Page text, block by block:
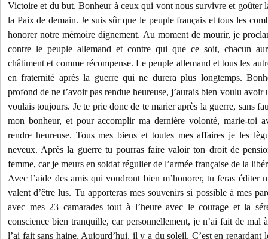
Victoire et du but. Bonheur à ceux qui vont nous survivre et goûter
la Paix de demain. Je suis sûr que le peuple français et tous les
honorer notre mémoire dignement. Au moment de mourir, je
contre le peuple allemand et contre qui que ce soit, chacun
châtiment et comme récompense. Le peuple allemand et tous les
en fraternité après la guerre qui ne durera plus longtemps.
profond de ne t’avoir pas rendue heureuse, j’aurais bien voulu
voulais toujours. Je te prie donc de te marier après la guerre, sans
mon bonheur, et pour accomplir ma dernière volonté, marie-toi
rendre heureuse. Tous mes biens et toutes mes affaires je les
neveux. Après la guerre tu pourras faire valoir ton droit de
femme, car je meurs en soldat régulier de l’armée française de la
Avec l’aide des amis qui voudront bien m’honorer, tu feras éditer
valent d’être lus. Tu apporteras mes souvenirs si possible à mes
avec mes 23 camarades tout à l’heure avec le courage et la
conscience bien tranquille, car personnellement, je n’ai fait de mal
l’ai fait sans haine. Aujourd’hui, il y a du soleil. C’est en regardant